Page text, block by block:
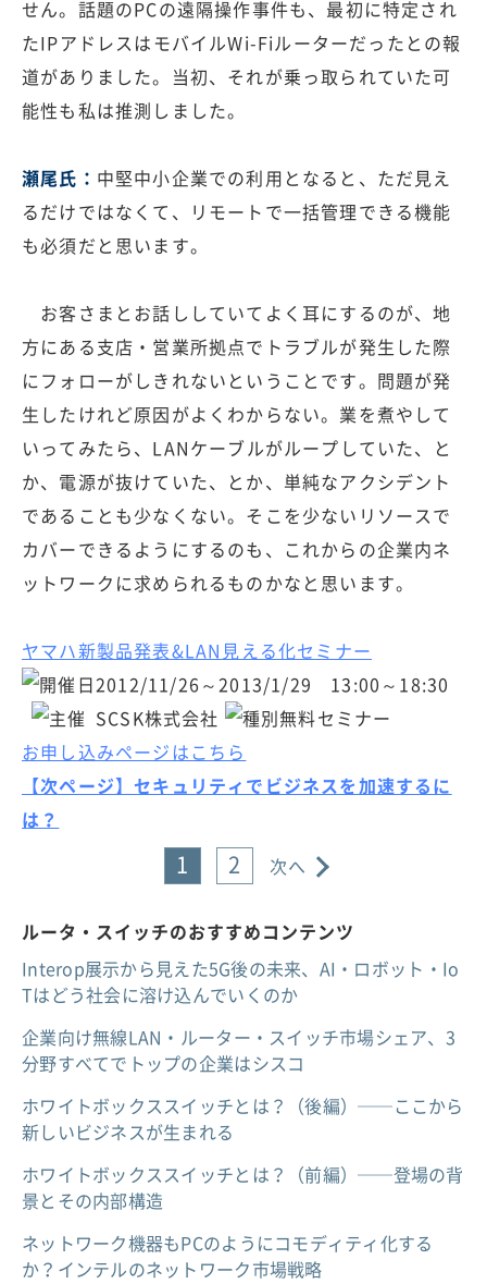
せん。話題のPCの遠隔操作事件も、最初に特定され
たIPアドレスはモバイルWi-Fiルーターだったとの報
道がありました。当初、それが乗っ取られていた可
能性も私は推測しました。
瀬尾氏： 中堅中小企業での利用となると、ただ見え
るだけではなくて、リモートで一括管理できる機能
も必須だと思います。
お客さまとお話ししていてよく耳にするのが、地
方にある支店・営業所拠点でトラブルが発生した際
にフォローがしきれないということです。問題が発
生したけれど原因がよくわからない。業を煮やして
いってみたら、LANケーブルがループしていた、と
か、電源が抜けていた、とか、単純なアクシデント
であることも少なくない。そこを少ないリソースで
カバーできるようにするのも、これからの企業内ネ
ットワークに求められるものかなと思います。
ヤマハ新製品発表&LAN見える化セミナー
2012/11/26～2013/1/29 13:00～18:30
SCSK株式会社
無料セミナー
お申し込みページはこちら
【次ページ】セキュリティでビジネスを加速するに
は？
1 2 次へ
ルータ・スイッチのおすすめコンテンツ
Interop展示から見えた5G後の未来、AI・ロボット・Io
Tはどう社会に溶け込んでいくのか
企業向け無線LAN・ルーター・スイッチ市場シェア、3
分野すべてでトップの企業はシスコ
ホワイトボックススイッチとは？（後編）──ここから
新しいビジネスが生まれる
ホワイトボックススイッチとは？（前編）──登場の背
景とその内部構造
ネットワーク機器もPCのようにコモディティ化する
か？インテルのネットワーク市場戦略